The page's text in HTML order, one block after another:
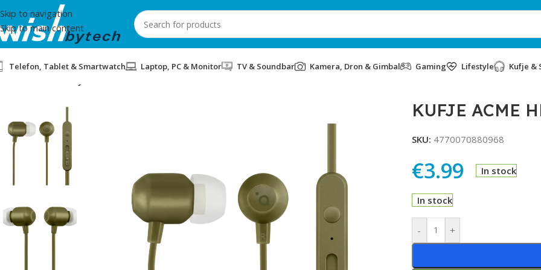
Skip to navigation
Skip to main content
Telefon, Tablet & Smartwatch Laptop, PC & Monitor TV & Soundbar Kamera, Dron & Gimbal Gaming Lifestyle Kufje &
KUFJE ACME
SKU: 4770070880968
€3.99 In stock
In stock
- +
Alternative: